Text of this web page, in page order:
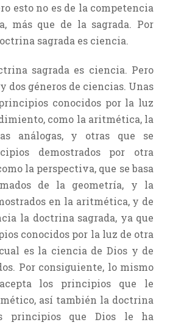
esto no es de la competencia
más que de la sagrada. Por
sagrada es ciencia.
sagrada es ciencia. Pero
dos géneros de ciencias. Unas
conocidos por la luz
como la aritmética, la
análogas, y otras que se
demostrados por otra
la perspectiva, que se basa
de la geometría, y la
en la aritmética, y de
la doctrina sagrada, ya que
conocidos por la luz de otra
es la ciencia de Dios y de
Por consiguiente, lo mismo
los principios que le
así también la doctrina
principios que Dios le ha